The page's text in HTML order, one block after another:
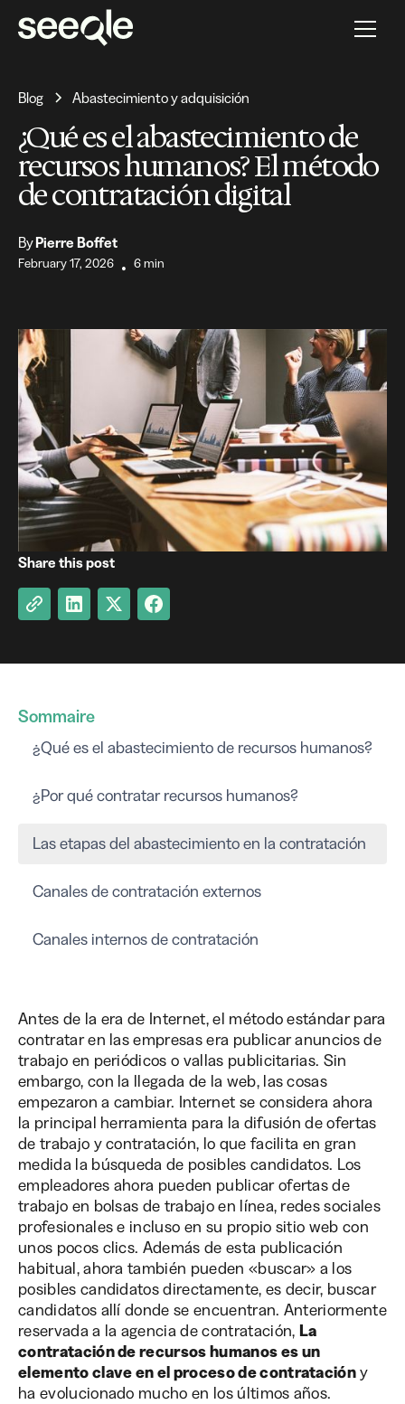
Blog Abastecimiento y adquisición
¿Qué es el abastecimiento de
recursos humanos? El método
de contratación digital
ByPierre Boffet
February 17, 2026 • 6 min
Share this post
Sommaire
¿Qué es el abastecimiento de recursos humanos?
¿Por qué contratar recursos humanos?
Las etapas del abastecimiento en la contratación
Canales de contratación externos
Canales internos de contratación
Antes de la era de Internet, el método estándar para
contratar en las empresas era publicar anuncios de
trabajo en periódicos o vallas publicitarias. Sin
embargo, con la llegada de la web, las cosas
empezaron a cambiar. Internet se considera ahora
la principal herramienta para la difusión de ofertas
de trabajo y contratación, lo que facilita en gran
medida la búsqueda de posibles candidatos. Los
empleadores ahora pueden publicar ofertas de
trabajo en bolsas de trabajo en línea, redes sociales
profesionales e incluso en su propio sitio web con
unos pocos clics. Además de esta publicación
habitual, ahora también pueden «buscar» a los
posibles candidatos directamente, es decir, buscar
candidatos allí donde se encuentran. Anteriormente
reservada a la agencia de contratación, La
contratación de recursos humanos es un
elemento clave en el proceso de contratacióny
ha evolucionado mucho en los últimos años.